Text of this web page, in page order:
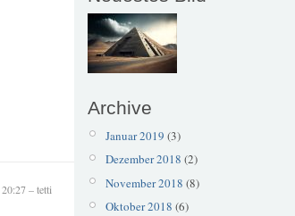
– tetti
Archive
Januar 2019 (3)
Dezember 2018 (2)
November 2018 (8)
Oktober 2018 (6)